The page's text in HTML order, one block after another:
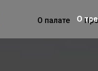
О палате О